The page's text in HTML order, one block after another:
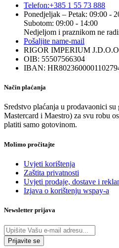
Telefon:+385 1 55 73 888
Ponedjeljak – Petak: 09:00 -
Subotom: 09:00 - 14:00
Nedjeljom i praznikom ne
Pošaljite name-mail
RIGOR IMPERIUM
OIB: 55507566304
IBAN:
Način plaćanja
Sredstvo plaćanja u prodavaonici
Mastercard i Maestro) za svu robu
platiti samo gotovinom.
Molimo pročitajte
Uvjeti korištenja
Zaštita privatnosti
Uvjeti prodaje, dostave i
Izjava o korištenju wspay-a
Newsletter prijava